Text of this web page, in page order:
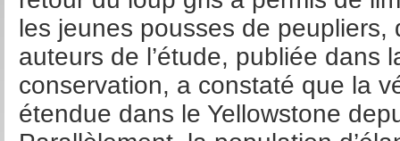
les jeunes pousses de
auteurs de l’étude, publiée dans
conservation, a constaté que la
étendue dans le Yellowstone